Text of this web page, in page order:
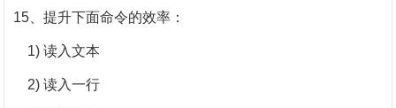
15、提升下面命令的效率：
1) 读入文本
2) 读入一行